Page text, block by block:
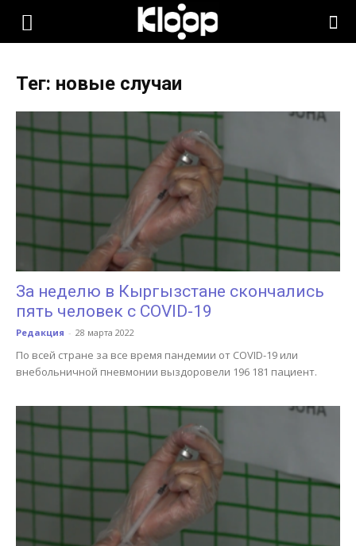
KLOOP.KG
Новости
Кыргызстана
Тег: новые случаи
За неделю в Кыргызстане скончались
пять человек с COVID-19
Редакция - 28 марта 2022
По всей стране за все время пандемии от COVID-19 или
внебольничной пневмонии выздоровели 196 181 пациент.